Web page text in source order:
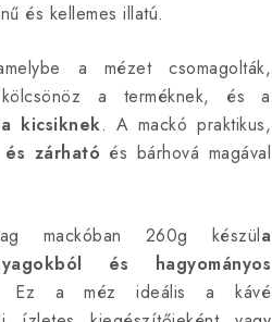
és kellemes illatú.
a mézet csomagolták,
a terméknek, és a
kicsiknek. A mackó praktikus,
zárható és bárhová magával
mackóban 260g készüla
és hagyományos
Ez a méz ideális a kávé